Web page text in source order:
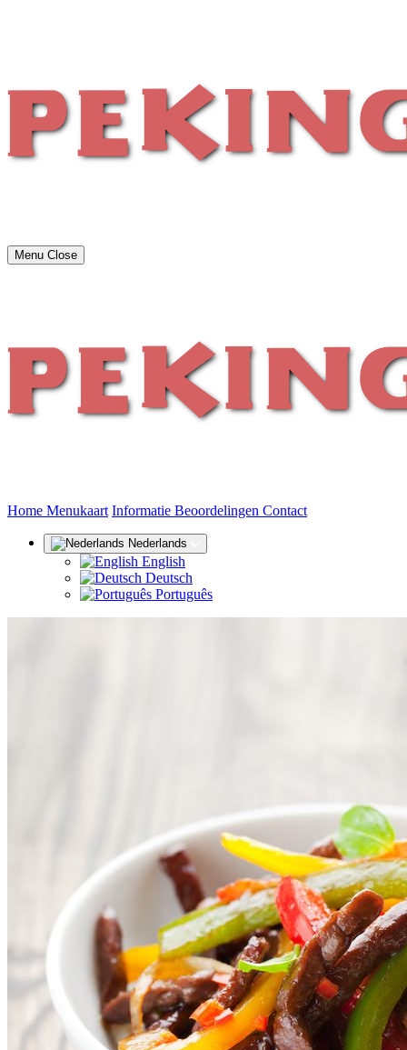
Menu Close
Home (huidige)
Menukaart Informatie Beoordelingen Contact
Nederlands
English
Deutsch
Português